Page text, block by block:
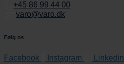
+45 86 99 44 00
varo@varo.dk
Følg os
Facebook Instagram
Linkedin